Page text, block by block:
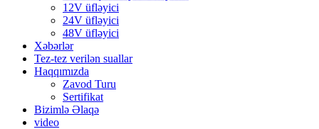
12V üfləyici
24V üfləyici
48V üfləyici
Xəbərlər
Tez-tez verilən suallar
Haqqımızda
Zavod Turu
Sertifikat
Bizimlə Əlaqə
video